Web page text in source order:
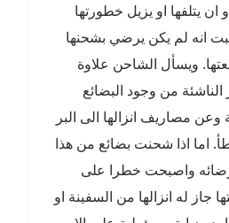
يتلفها او يزيل خطورتها
انه لم يكن يرضي بشحنها
ويسأل الشاحن علاوة
من وجود البضائع
مصاريف انزالها الى البر
اما اذا شحنت بضائع من هذا
واصبحت خطرا على
جاز له انزالها من السفينة او